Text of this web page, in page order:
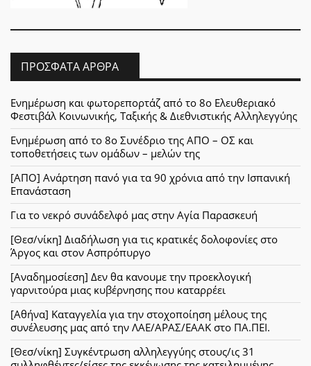
ΠΡΌΣΦΑΤΑ ΆΡΘΡΑ
Ενημέρωση και φωτορεπορτάζ από το 8ο Ελευθεριακό
Φεστιβάλ Κοινωνικής, Ταξικής & Διεθνιστικής Αλληλεγγύης
Ενημέρωση από το 8ο Συνέδριο της ΑΠΟ – ΟΣ και
τοποθετήσεις των ομάδων – μελών της
[ΑΠΟ] Ανάρτηση πανό για τα 90 χρόνια από την Ισπανική
Επανάσταση
Για το νεκρό συνάδελφό μας στην Αγία Παρασκευή
[Θεσ/νίκη] Διαδήλωση για τις κρατικές δολοφονίες στο
Άργος και στον Ασπρόπυργο
[Αναδημοσίεση] Δεν θα κανουμε την προεκλογική
γαρνιτούρα μιας κυβέρνησης που καταρρέει
[Αθήνα] Καταγγελία για την στοχοποίηση μέλους της
συνέλευσης μας από την ΛΑΕ/ΑΡΑΣ/ΕΑΑΚ στο ΠΑ.ΠΕΙ.
[Θεσ/νίκη] Συγκέντρωση αλληλεγγύης στους/ις 31